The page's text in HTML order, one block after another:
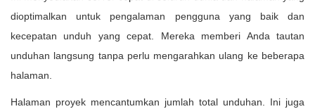
dioptimalkan untuk pengalaman pengguna yang baik dan
kecepatan unduh yang cepat. Mereka memberi Anda tautan
unduhan langsung tanpa perlu mengarahkan ulang ke beberapa
halaman.
Halaman proyek mencantumkan jumlah total unduhan. Ini juga